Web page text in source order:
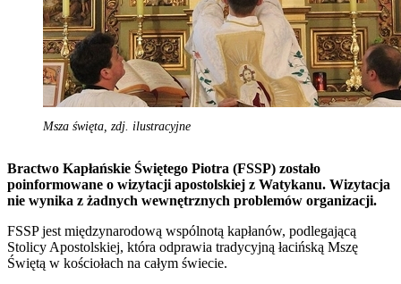
Msza święta, zdj. ilustracyjne
Bractwo Kapłańskie Świętego Piotra (FSSP) zostało
poinformowane o wizytacji apostolskiej z Watykanu. Wizytacja
nie wynika z żadnych wewnętrznych problemów organizacji.
FSSP jest międzynarodową wspólnotą kapłanów, podlegającą
Stolicy Apostolskiej, która odprawia tradycyjną łacińską Mszę
Świętą w kościołach na całym świecie.